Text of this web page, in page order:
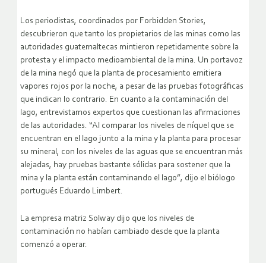
Los periodistas, coordinados por Forbidden Stories,
descubrieron que tanto los propietarios de las minas como las
autoridades guatemaltecas mintieron repetidamente sobre la
protesta y el impacto medioambiental de la mina. Un portavoz
de la mina negó que la planta de procesamiento emitiera
vapores rojos por la noche, a pesar de las pruebas fotográficas
que indican lo contrario. En cuanto a la contaminación del
lago, entrevistamos expertos que cuestionan las afirmaciones
de las autoridades. “Al comparar los niveles de níquel que se
encuentran en el lago junto a la mina y la planta para procesar
su mineral, con los niveles de las aguas que se encuentran más
alejadas, hay pruebas bastante sólidas para sostener que la
mina y la planta están contaminando el lago”, dijo el biólogo
portugués Eduardo Limbert.
La empresa matriz Solway dijo que los niveles de
contaminación no habían cambiado desde que la planta
comenzó a operar.